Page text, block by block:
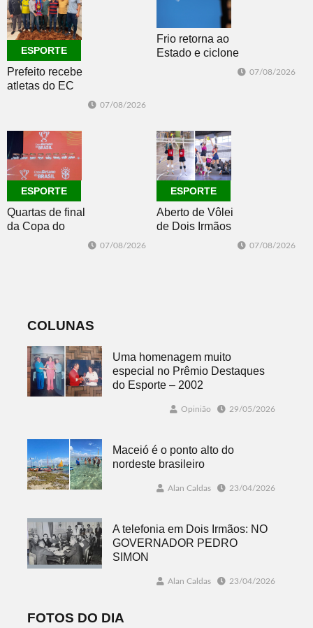
ESPORTE
Prefeito recebe
atletas do EC
Master 65+
07/08/2026
Frio retorna ao
Estado e ciclone
07/08/2026
ESPORTE
Quartas de final
da Copa do
Brasil 2026: veja
07/08/2026
ESPORTE
Aberto de Vôlei
de Dois Irmãos
07/08/2026
COLUNAS
Uma homenagem muito
especial no Prêmio Destaques
do Esporte – 2002
Opinião 29/05/2026
Maceió é o ponto alto do
nordeste brasileiro
Alan Caldas 23/04/2026
A telefonia em Dois Irmãos: NO
GOVERNADOR PEDRO
SIMON
Alan Caldas 23/04/2026
FOTOS DO DIA